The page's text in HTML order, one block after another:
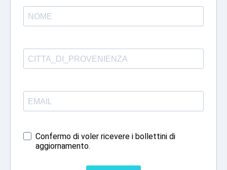
Confermo di voler ricevere i bollettini di
aggiornamento.